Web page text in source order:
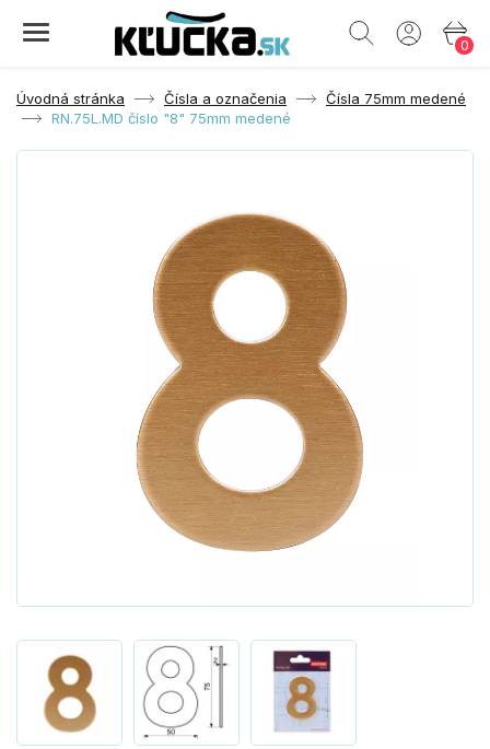
0
Úvodná stránka Čísla a označenia
Čísla 75mm medené
RN.75L.MD číslo "8" 75mm medené